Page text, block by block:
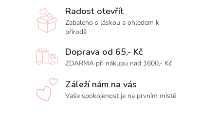
Radost otevřít
Zabaleno s láskou a ohledem k
přírodě
Doprava od 65,- Kč
ZDARMA při nákupu nad 1600,- Kč
Záleží nám na vás
Vaše spokojenost je na prvním místě